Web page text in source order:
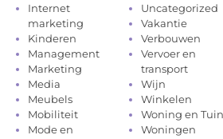
Internet
marketing
Kinderen
Management
Marketing
Media
Meubels
Mobiliteit
Mode en
Uncategorized
Vakantie
Verbouwen
Vervoer en
transport
Wijn
Winkelen
Woning en Tuin
Woningen